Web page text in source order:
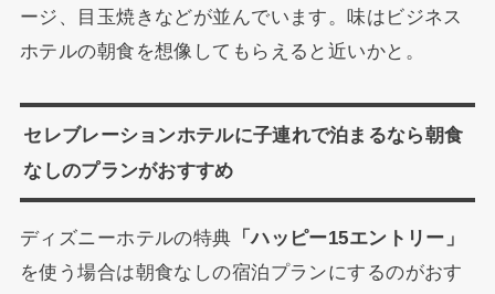
ージ、目玉焼きなどが並んでいます。味はビジネス
ホテルの朝食を想像してもらえると近いかと。
セレブレーションホテルに子連れで泊まるなら朝食
なしのプランがおすすめ
ディズニーホテルの特典 「ハッピー15エントリー」
を使う場合は朝食なしの宿泊プランにするのがおす